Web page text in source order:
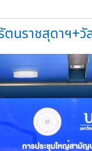
ตนราชสุดาฯ+